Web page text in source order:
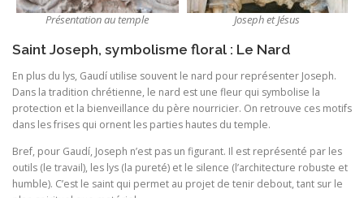
Présentation au temple Joseph et Jésus
Saint Joseph, symbolisme floral : Le Nard
En plus du lys, Gaudí utilise souvent le nard pour représenter Joseph.
Dans la tradition chrétienne, le nard est une fleur qui symbolise la
protection et la bienveillance du père nourricier. On retrouve ces motifs
dans les frises qui ornent les parties hautes du temple.
Bref, pour Gaudí, Joseph n’est pas un figurant. Il est représenté par les
outils (le travail), les lys (la pureté) et le silence (l’architecture robuste et
humble). C’est le saint qui permet au projet de tenir debout, tant sur le